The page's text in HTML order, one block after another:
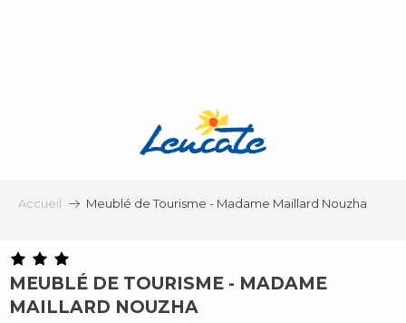
Accueil Meublé de Tourisme - Madame Maillard Nouzha
MEUBLÉ DE TOURISME - MADAME
MAILLARD NOUZHA